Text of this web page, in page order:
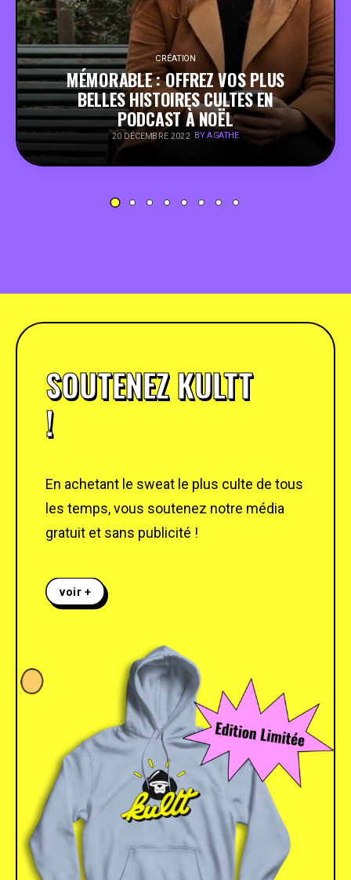
FOOD
BONS PLANS
SOUTENEZ KULTT
CRÉATION
MÉMORABLE : OFFREZ VOS PLUS
BELLES HISTOIRES CULTES EN
PODCAST À NOËL
20 DÉCEMBRE 2022 BY AGATHE
SOUTENEZ KULTT
!
En achetant le sweat le plus culte de tous
les temps, vous soutenez notre média
gratuit et sans publicité !
voir +